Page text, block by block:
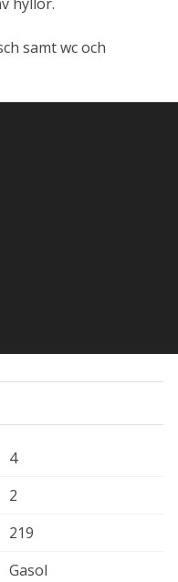
samt wc och
4
2
219
Gasol